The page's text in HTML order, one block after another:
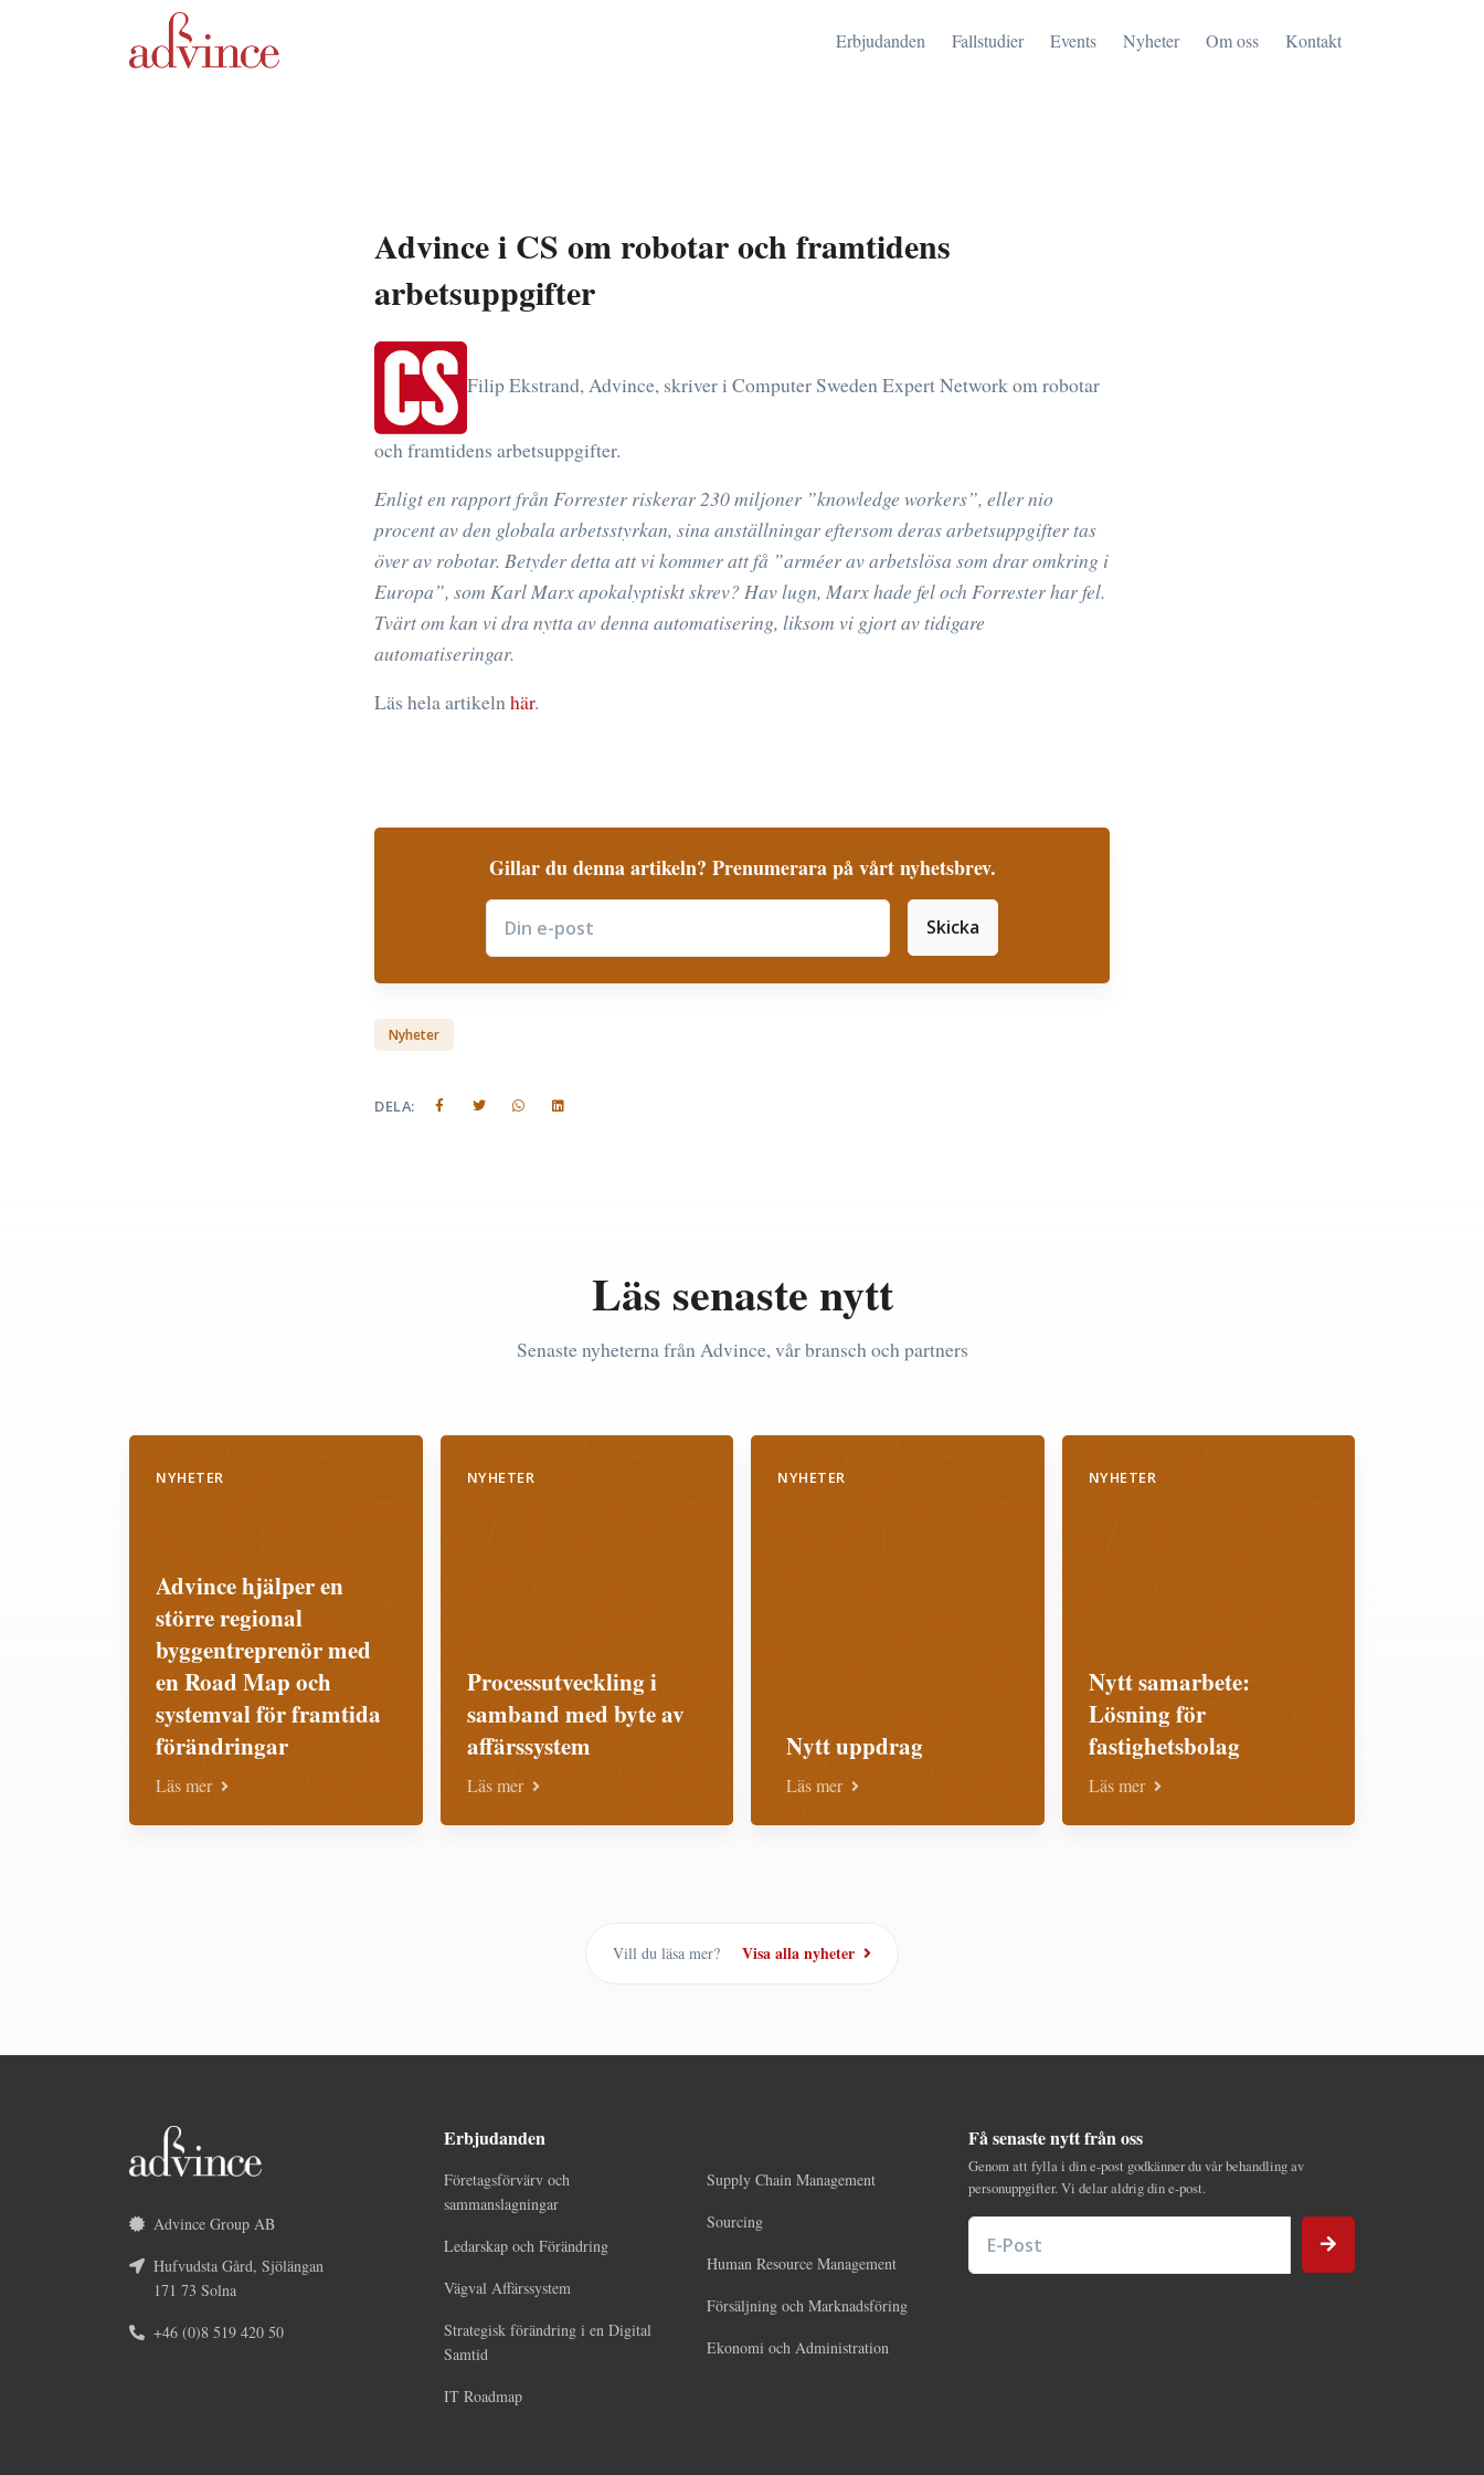
Erbjudanden Fallstudier Events Nyheter Om oss Kontakt
Advince i CS om robotar och framtidens
arbetsuppgifter
Filip Ekstrand, Advince, skriver i Computer Sweden Expert Network om robotar
och framtidens arbetsuppgifter.
Enligt en rapport från Forrester riskerar 230 miljoner ”knowledge workers”, eller nio
procent av den globala arbetsstyrkan, sina anställningar eftersom deras arbetsuppgifter tas
över av robotar. Betyder detta att vi kommer att få ”arméer av arbetslösa som drar omkring i
Europa”, som Karl Marx apokalyptiskt skrev? Hav lugn, Marx hade fel och Forrester har fel.
Tvärt om kan vi dra nytta av denna automatisering, liksom vi gjort av tidigare
automatiseringar.
Läs hela artikelnhär.
Gillar du denna artikeln? Prenumerara på vårt nyhetsbrev.
Subscribe
Skicka
Nyheter
DELA:
Läs senaste nytt
Senaste nyheterna från Advince, vår bransch och partners
NYHETER
Advince hjälper en
större regional
byggentreprenör med
en Road Map och
systemval för framtida
förändringar
Läs mer
NYHETER
Processutveckling i
samband med byte av
affärssystem
Läs mer
NYHETER
Nytt uppdrag
Läs mer
NYHETER
Nytt samarbete:
Lösning för
fastighetsbolag
Läs mer
Vill du läsa mer? Visa alla nyheter
Advince Group AB
Hufvudsta Gård, Sjölängan
171 73 Solna
+46 (0)8 519 420 50
Erbjudanden
Företagsförvärv och
sammanslagningar
Ledarskap och Förändring
Vägval Affärssystem
Strategisk förändring i en Digital
Samtid
IT Roadmap
Supply Chain Management
Sourcing
Human Resource Management
Försäljning och Marknadsföring
Ekonomi och Administration
Få senaste nytt från oss
Genom att fylla i din e-post godkänner du vår behandling av
personuppgifter. Vi delar aldrig din e-post.